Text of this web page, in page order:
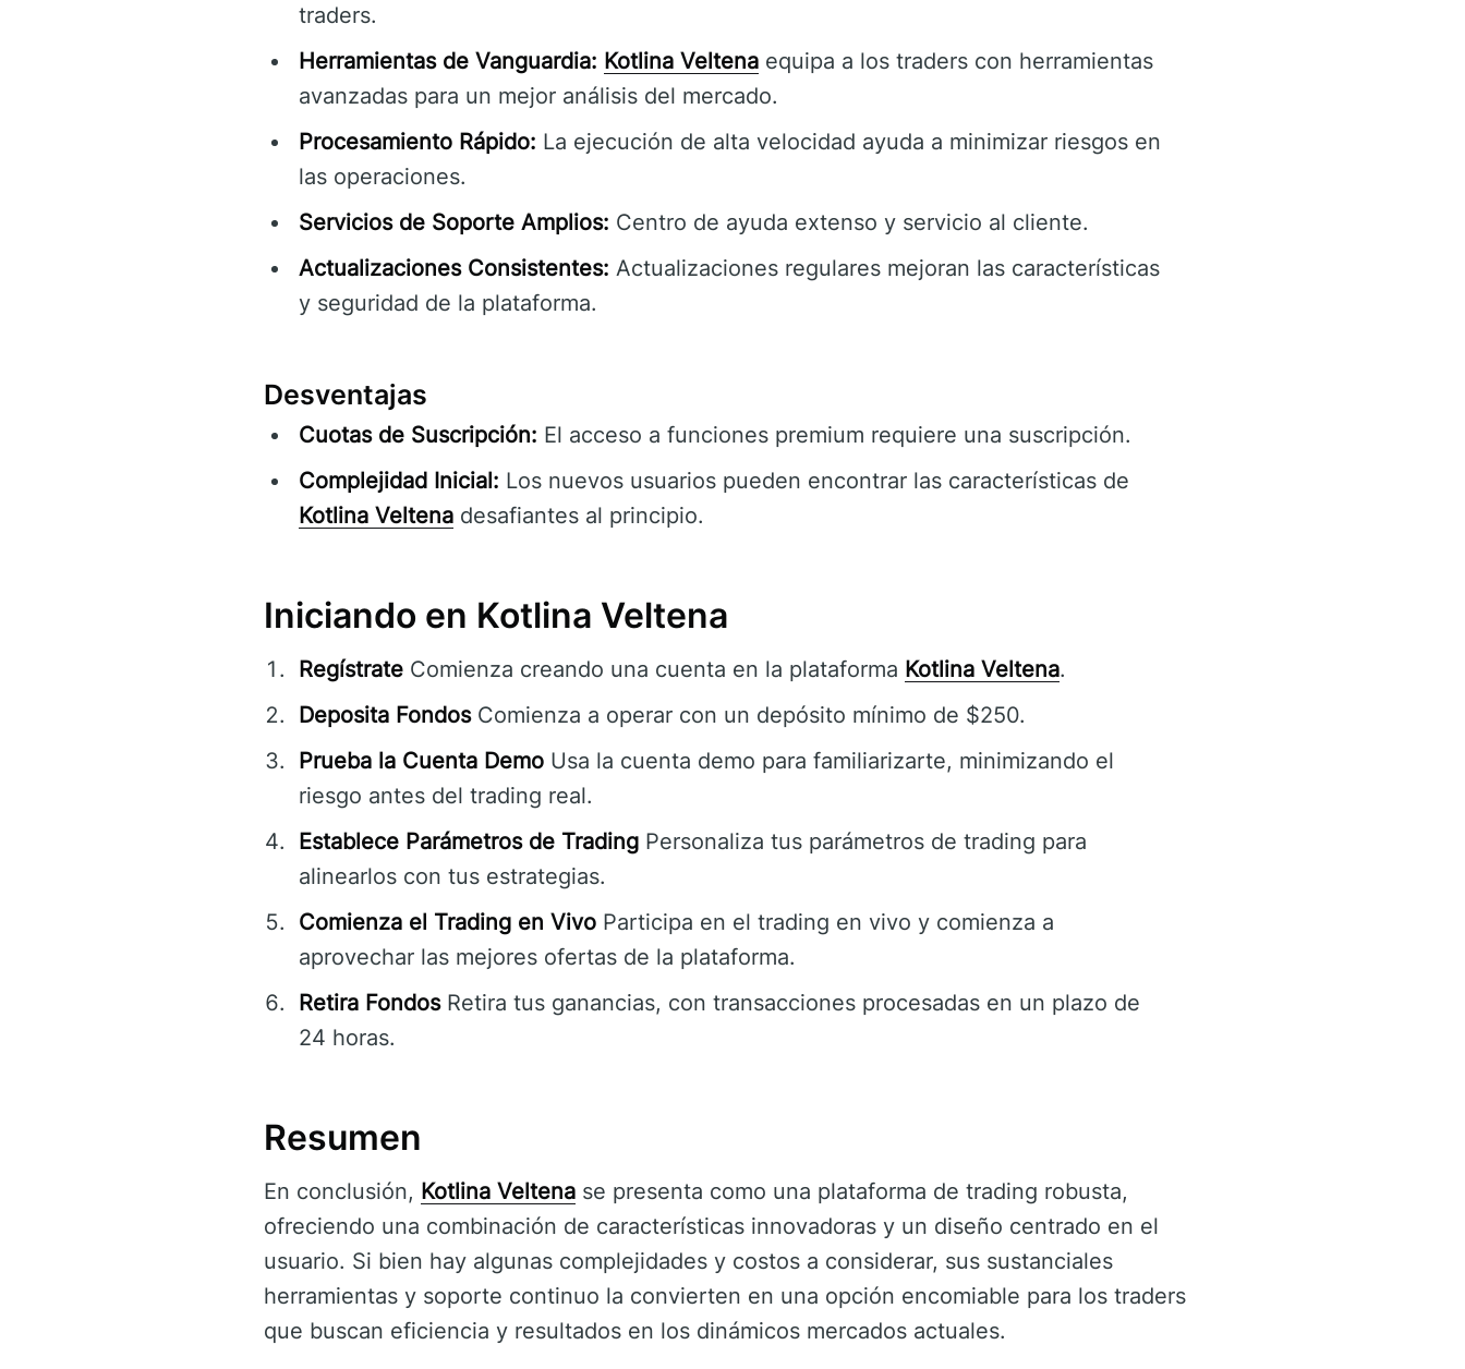
traders.
Herramientas de Vanguardia: Kotlina Veltena equipa a los traders con herramientas
avanzadas para un mejor análisis del mercado.
Procesamiento Rápido: La ejecución de alta velocidad ayuda a minimizar riesgos en
las operaciones.
Servicios de Soporte Amplios: Centro de ayuda extenso y servicio al cliente.
Actualizaciones Consistentes: Actualizaciones regulares mejoran las características
y seguridad de la plataforma.
Desventajas
Cuotas de Suscripción: El acceso a funciones premium requiere una suscripción.
Complejidad Inicial: Los nuevos usuarios pueden encontrar las características de
Kotlina Veltena desafiantes al principio.
Iniciando en Kotlina Veltena
Regístrate Comienza creando una cuenta en la plataforma Kotlina Veltena.
Deposita FondosComienza a operar con un depósito mínimo de $250.
Prueba la Cuenta Demo Usa la cuenta demo para familiarizarte, minimizando el
riesgo antes del trading real.
Establece Parámetros de Trading Personaliza tus parámetros de trading para
alinearlos con tus estrategias.
Comienza el Trading en Vivo Participa en el trading en vivo y comienza a
aprovechar las mejores ofertas de la plataforma.
Retira FondosRetira tus ganancias, con transacciones procesadas en un plazo de
24 horas.
Resumen
En conclusión, Kotlina Veltena se presenta como una plataforma de trading robusta,
ofreciendo una combinación de características innovadoras y un diseño centrado en el
usuario. Si bien hay algunas complejidades y costos a considerar, sus sustanciales
herramientas y soporte continuo la convierten en una opción encomiable para los traders
que buscan eficiencia y resultados en los dinámicos mercados actuales.